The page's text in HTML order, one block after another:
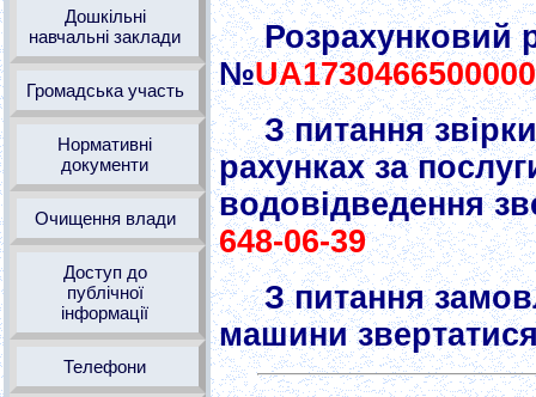
Дошкільні
навчальні заклади
Громадська участь
Нормативні
документи
Очищення влади
Доступ до
публічної
інформації
Телефони
Розрахунковий
№
З питання
рахунках за
водовідведення
648-06-39
З питання
машини